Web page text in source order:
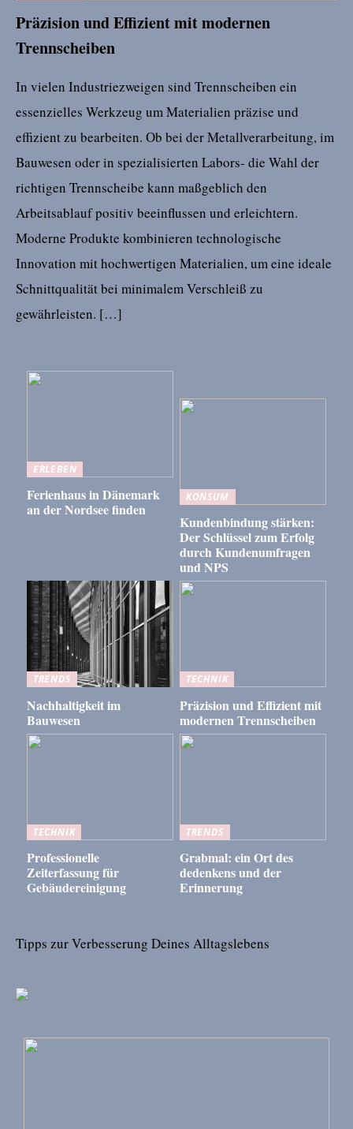
Präzision und Effizient mit modernen
Trennscheiben
In vielen Industriezweigen sind Trennscheiben ein
essenzielles Werkzeug um Materialien präzise und
effizient zu bearbeiten. Ob bei der Metallverarbeitung, im
Bauwesen oder in spezialisierten Labors- die Wahl der
richtigen Trennscheibe kann maßgeblich den
Arbeitsablauf positiv beeinflussen und erleichtern.
Moderne Produkte kombinieren technologische
Innovation mit hochwertigen Materialien, um eine ideale
Schnittqualität bei minimalem Verschleiß zu
gewährleisten. […]
ERLEBEN
Ferienhaus in Dänemark
an der Nordsee finden
KONSUM
Kundenbindung stärken:
Der Schlüssel zum Erfolg
durch Kundenumfragen
und NPS
TRENDS
Nachhaltigkeit im
Bauwesen
TECHNIK
Präzision und Effizient mit
modernen Trennscheiben
TECHNIK
Professionelle
Zeiterfassung für
Gebäudereinigung
TRENDS
Grabmal: ein Ort des
dedenkens und der
Erinnerung
Tipps zur Verbesserung Deines Alltagslebens